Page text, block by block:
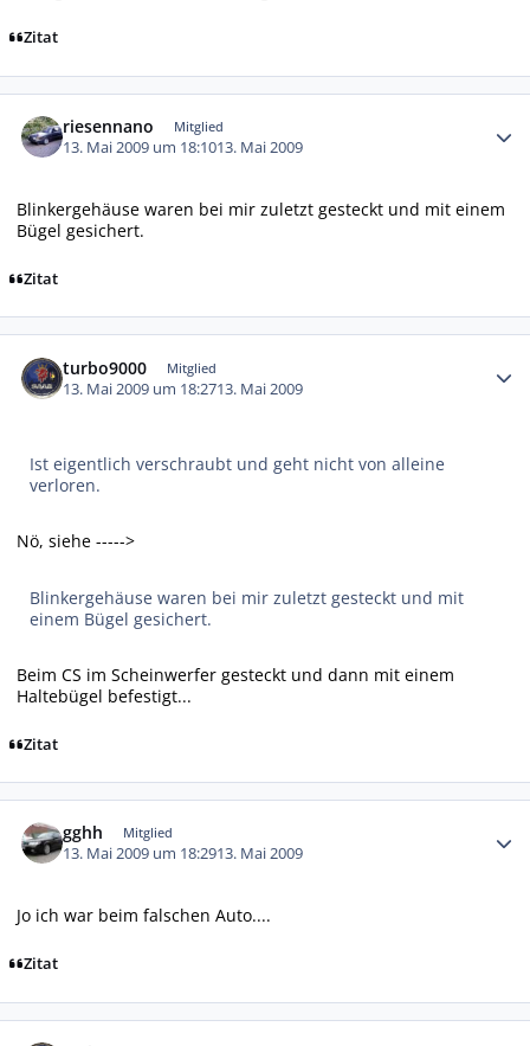
Zitat
riesennano Mitglied
13. Mai 2009 um 18:1013. Mai 2009
Blinkergehäuse waren bei mir zuletzt gesteckt und mit einem
Bügel gesichert.
Zitat
turbo9000 Mitglied
13. Mai 2009 um 18:2713. Mai 2009
Ist eigentlich verschraubt und geht nicht von alleine
verloren.
Nö, siehe ----->
Blinkergehäuse waren bei mir zuletzt gesteckt und mit
einem Bügel gesichert.
Beim CS im Scheinwerfer gesteckt und dann mit einem
Haltebügel befestigt...
Zitat
gghh Mitglied
13. Mai 2009 um 18:2913. Mai 2009
Jo ich war beim falschen Auto....
Zitat